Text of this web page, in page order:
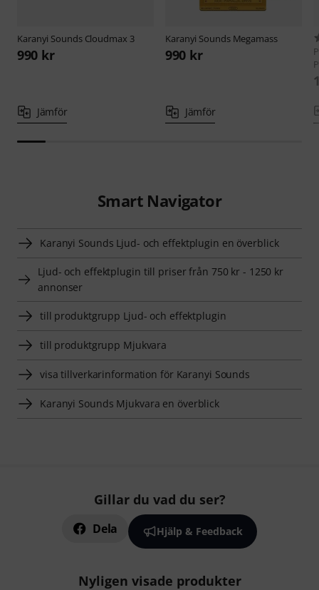
Karanyi Sounds Cloudmax 3
990 kr
Jämför
Karanyi Sounds Megamass
990 kr
Jämför
Smart Navigator
Karanyi Sounds Ljud- och effektplugin en överblick
Ljud- och effektplugin till priser från 750 kr - 1250 kr
annonser
till produktgrupp Ljud- och effektplugin
till produktgrupp Mjukvara
visa tillverkarinformation för Karanyi Sounds
Karanyi Sounds Mjukvara en överblick
Gillar du vad du ser?
Dela Hjälp & Feedback
Nyligen visade produkter